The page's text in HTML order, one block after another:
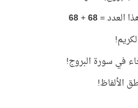
68
+
68
في سورة البروج!
الألفاظ!